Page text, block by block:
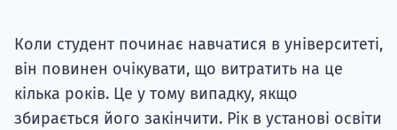
Коли студент починає навчатися в університеті,
він повинен очікувати, що витратить на це
кілька років. Це у тому випадку, якщо
збирається його закінчити. Рік в установі освіти